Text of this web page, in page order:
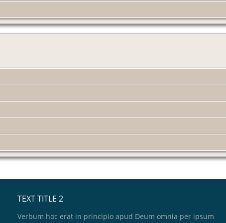
TEXT TITLE 2
Verbum hoc erat in principio apud Deum omnia per ipsum